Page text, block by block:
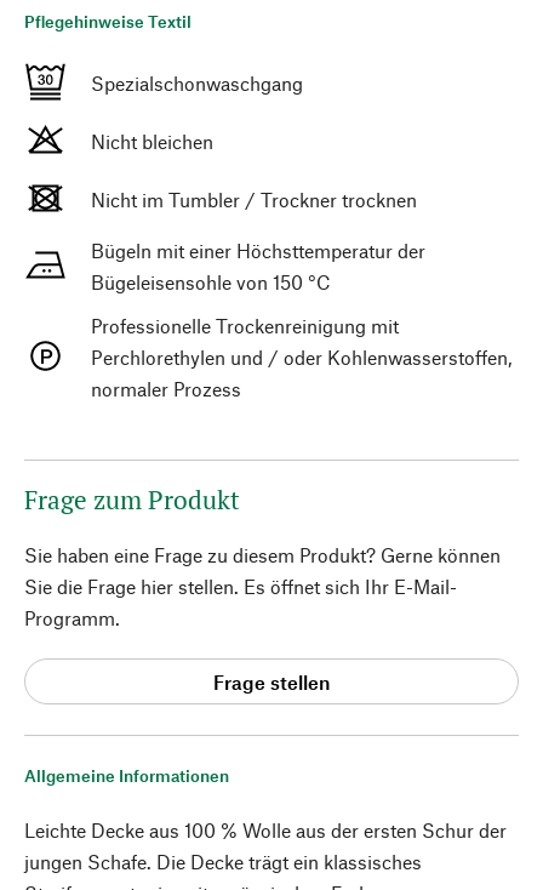
Allgemeine Informationen
Leichte Decke aus 100 % Wolle aus der ersten Schur der
jungen Schafe. Die Decke trägt ein klassisches
Pflegehinweise Textil
Spezialschonwaschgang
Nicht bleichen
Nicht im Tumbler / Trockner trocknen
Bügeln mit einer Höchsttemperatur der
Bügeleisensohle von 150 °C
Professionelle Trockenreinigung mit
Perchlorethylen und / oder Kohlenwasserstoffen,
normaler Prozess
Frage zum Produkt
Sie haben eine Frage zu diesem Produkt? Gerne können
Sie die Frage hier stellen. Es öffnet sich Ihr E-Mail-
Programm.
Frage stellen